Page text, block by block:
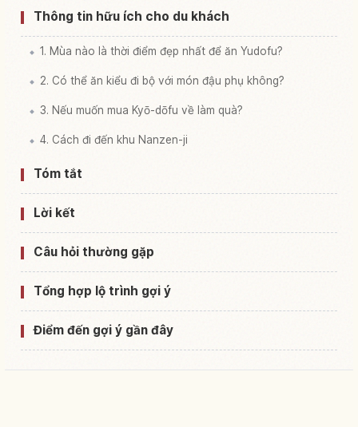
Thông tin hữu ích cho du khách
1. Mùa nào là thời điểm đẹp nhất để ăn Yudofu?
2. Có thể ăn kiểu đi bộ với món đậu phụ không?
3. Nếu muốn mua Kyō-dōfu về làm quà?
4. Cách đi đến khu Nanzen-ji
Tóm tắt
Lời kết
Câu hỏi thường gặp
Tổng hợp lộ trình gợi ý
Điểm đến gợi ý gần đây